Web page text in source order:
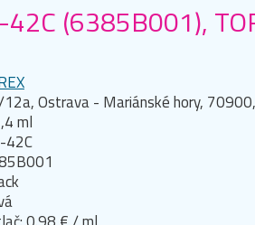
42C (6385B001),
Ostrava - Mariánské hory,
ml
42C